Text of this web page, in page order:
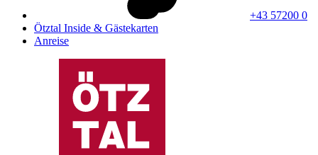
+43 57200 0
Ötztal Inside & Gästekarten
Anreise